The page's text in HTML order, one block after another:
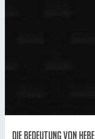
Die Bedeutung von